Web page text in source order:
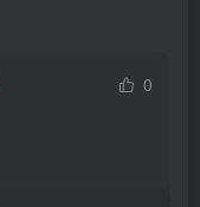
0